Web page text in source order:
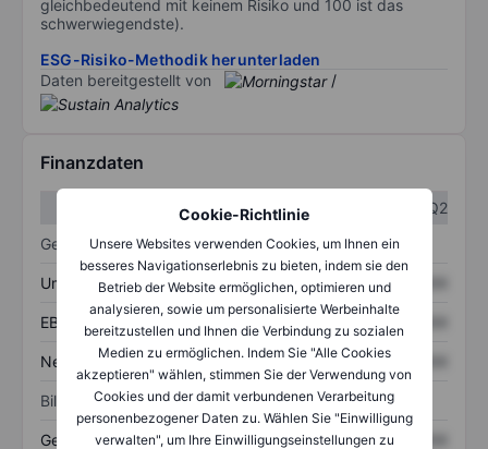
Cookie-Richtlinie
Unsere Websites verwenden Cookies, um Ihnen ein
besseres Navigationserlebnis zu bieten, indem sie den
Betrieb der Website ermöglichen, optimieren und
analysieren, sowie um personalisierte Werbeinhalte
bereitzustellen und Ihnen die Verbindung zu sozialen
Medien zu ermöglichen. Indem Sie "Alle Cookies
akzeptieren" wählen, stimmen Sie der Verwendung von
Cookies und der damit verbundenen Verarbeitung
personenbezogener Daten zu. Wählen Sie "Einwilligung
verwalten", um Ihre Einwilligungseinstellungen zu
gleichbedeutend mit keinem Risiko und 100 ist das
schwerwiegendste).
ESG-Risiko-Methodik herunterladen
Daten bereitgestellt von
/
Finanzdaten
Q2
Gewinn- und Verlustrechnung
Umsatz XXXXXXX XXXXXXX
EBITDA XXXXXXX XXXXXXX
Nettoeinkommen XXXXXXX XXXXXXX
Bilanz
Gesamtvermögen XXXXXXX XXXXXXX